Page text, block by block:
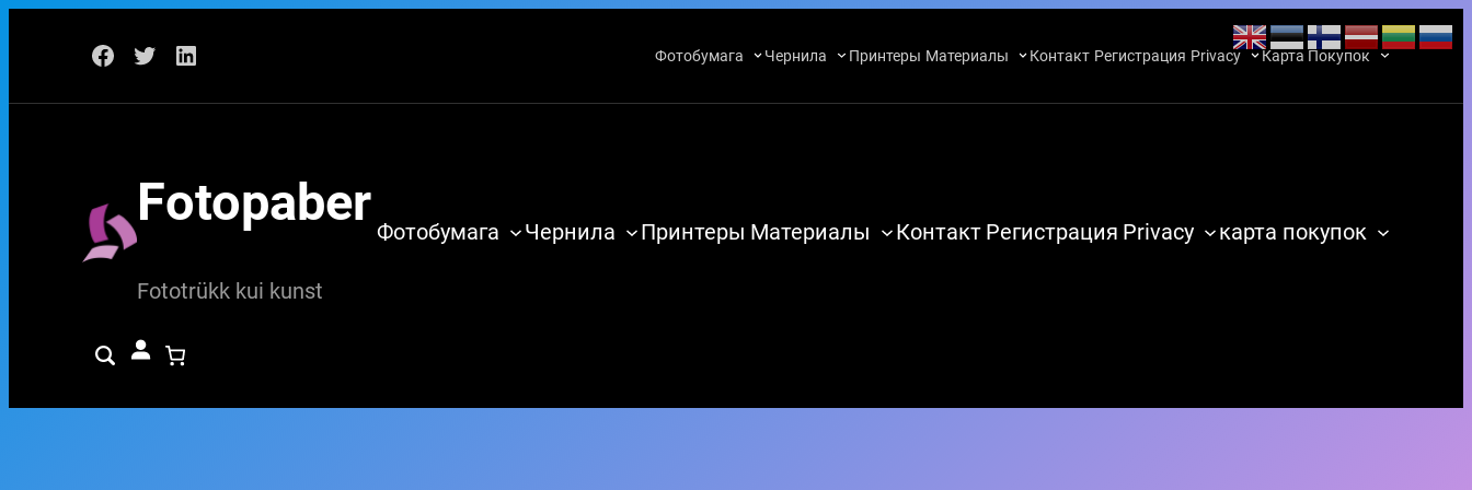
содержимому
Facebook
TwitterLinkedIn Фотобумага Чернила Принтеры Материалы Контакт Регистрация Privacy Карта Покупок
Fotopaber
Fototrükk kui kunst
Фотобумага Чернила Принтеры Материалы Контакт Регистрация Privacy карта покупок